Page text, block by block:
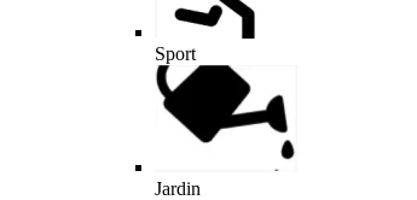
Sport
Jardin